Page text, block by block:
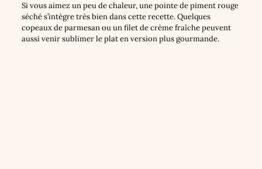
Si vous aimez un peu de chaleur, une pointe de piment rouge
séché s’intègre très bien dans cette recette. Quelques
copeaux de parmesan ou un filet de crème fraîche peuvent
aussi venir sublimer le plat en version plus gourmande.